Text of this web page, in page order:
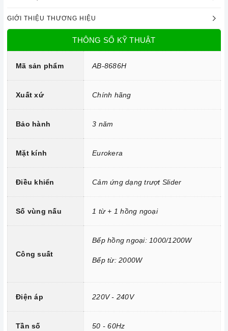
Công nghệ hiện đại
Mâm từ đường kính 25cm
Mâm nhiệt đường kính 14/22cm
Công nghệ INVERTER tiết kiệm điện năng.
Trang bị 9 dải công suất nấu.
Tính năng vượt trội
Chức năng Khóa trẻ em:
ngợm bấm lung tung làm thay đổi chương trình nấu gây nguy
Chức năng Hẹn giờ nấu:Người nấu không cần canh thời
gian, an toàn trong quá trình nấu mà món ăn vẫn đảm bảo
được nấu chín, giữ được hương vị và thành phần dinh dưỡng
Chức năng 02 vòng nhiệt: Giúp người dùng điều chỉnh
GIỚI THIỆU THƯƠNG HIỆU
THÔNG SỐ KỸ THUẬT
Mã sản phẩm AB-8686H
Xuất xứ Chính hãng
Bảo hành 3 năm
Mặt kính Eurokera
Điều khiển Cảm ứng dạng trượt Slider
Số vùng nấu 1 từ + 1 hồng ngoại
Công suất
Bếp hồng ngoại: 1000/1200W
Bếp từ: 2000W
Điện áp 220V - 240V
Tần số 50 - 60Hz